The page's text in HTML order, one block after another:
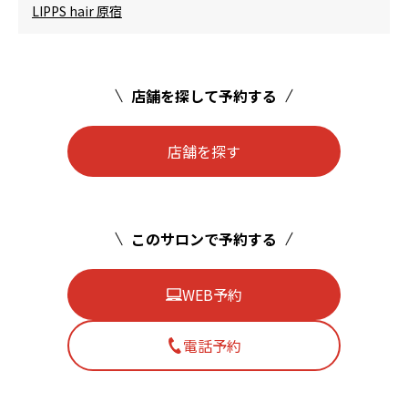
LIPPS hair 原宿
店舗を探して予約する
店舗を探す
このサロンで予約する
WEB予約
電話予約